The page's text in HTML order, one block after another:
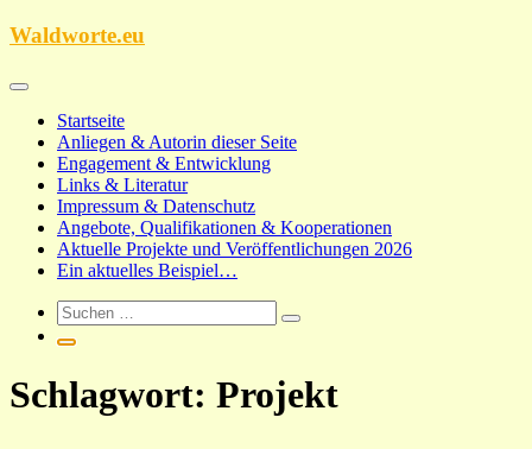
Zum
Waldworte.eu
Startseite
Anliegen & Autorin dieser Seite
Engagement & Entwicklung
Links & Literatur
Impressum & Datenschutz
Angebote, Qualifikationen & Kooperationen
Aktuelle Projekte und Veröffentlichungen 2026
Ein aktuelles Beispiel…
Schlagwort: Projekt